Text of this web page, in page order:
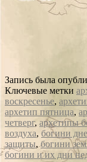
Запись была
Ключевые метки
воскресенье,
архетип пятница,
четверг, архетипы
воздуха, богини
защиты,богини
богини и их дни